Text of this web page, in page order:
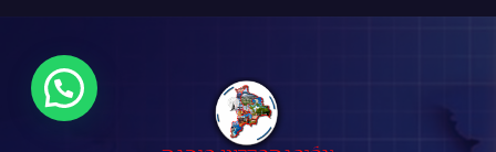
¿Necesitas Ayuda?